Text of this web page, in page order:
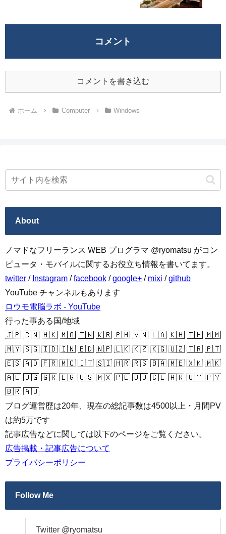
コメント
コメントを書き込む
ホーム Computer Windows
About
ノマドなフリーランス WEB プログラマ @ryomatsu がコン
ピュータ・モバイルに関するお役立ち情報を書いてます。
twitter / Instagram / facebook / google+ / mixi / github
YouTube チャンネルもあります
ロウモ電脳ラボ - YouTube
行った事ある国/地域
🇯🇵 🇨🇳 🇭🇰 🇲🇴 🇹🇼 🇰🇷 🇵🇭 🇻🇳 🇱🇦 🇰🇭 🇹🇭 🇲🇲
🇲🇾 🇸🇬 🇮🇩 🇮🇳 🇧🇩 🇳🇵 🇱🇰 🇰🇿 🇰🇬 🇺🇿 🇹🇷 🇵🇹
🇪🇸 🇦🇩 🇫🇷 🇲🇨 🇮🇹 🇸🇮 🇭🇷 🇷🇸 🇧🇦 🇲🇪 🇽🇰 🇲🇰
🇦🇱 🇧🇬 🇬🇷 🇪🇬 🇺🇸 🇲🇽 🇵🇪 🇧🇴 🇨🇱 🇦🇷 🇺🇾 🇵🇾
🇧🇷 🇦🇺
ブログ運営歴は20年、現在の総記事数は4500以上・月間PV
は約5万です
記事広告などに関しては以下のページをご覧ください。
広告掲載・記事広告について
プライバシーポリシー
Follow Me
Twitter @ryomatsu